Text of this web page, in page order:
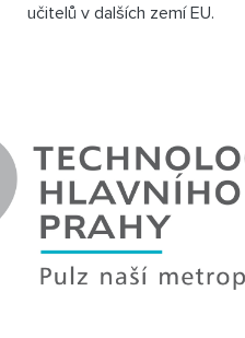
učitelů v dalších zemí EU.